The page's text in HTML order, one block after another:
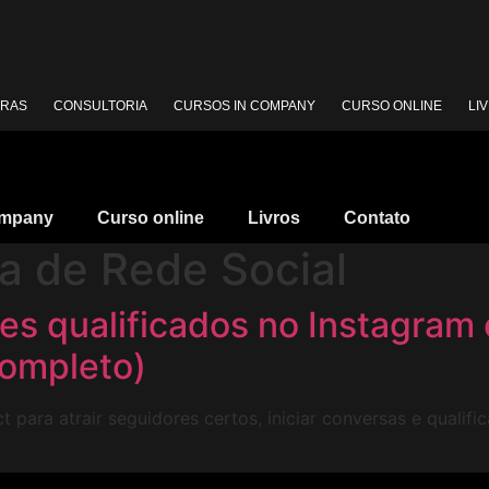
CONSULTORIA CURSOS IN COMPANY CURSO ONLINE
Curso online Livros Contato
de Rede Social
qualificados no Instagram
para atrair seguidores certos, iniciar conversas e